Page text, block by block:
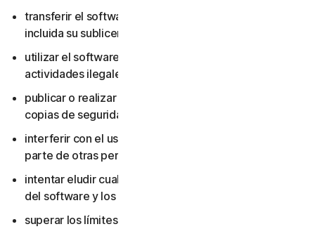
transferir el software o los servicios a otra persona,
incluida su sublicenciamiento o cesión;
utilizar el software o los servicios para realizar
actividades ilegales;
publicar o realizar copias del software (excepto
copias de seguridad);
interferir con el uso del software o los servicios por
parte de otras personas;
intentar eludir cualquier medida de protección técnica
del software y los servicios;
superar los límites aplicables de almacenamiento de